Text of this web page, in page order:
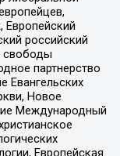
российский
свободы
партнерство
Евангельских
Новое
Международный
Европейская